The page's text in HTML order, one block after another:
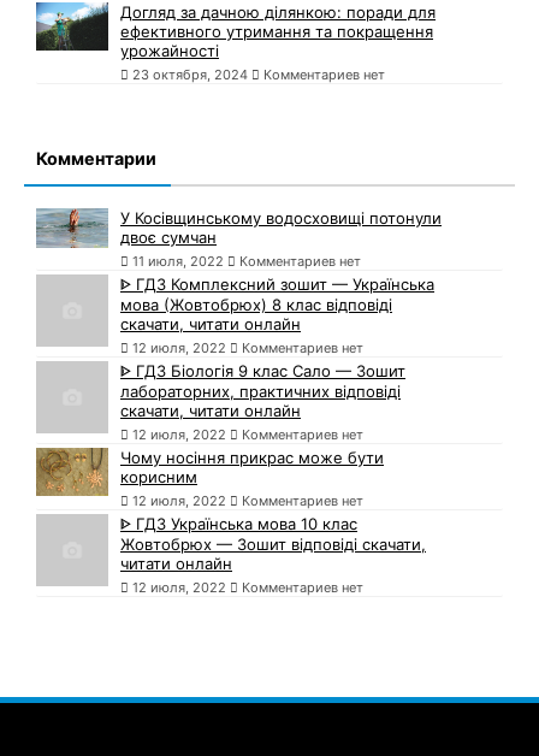
Догляд за дачною ділянкою: поради для
ефективного утримання та покращення
урожайності
23 октября, 2024 Комментариев нет
Комментарии
У Косівщинському водосховищі потонули
двоє сумчан
11 июля, 2022 Комментариев нет
ᐈ ГДЗ Комплексний зошит — Українська
мова (Жовтобрюх) 8 клас відповіді
скачати, читати онлайн
12 июля, 2022 Комментариев нет
ᐈ ГДЗ Біологія 9 клас Сало — Зошит
лабораторних, практичних відповіді
скачати, читати онлайн
12 июля, 2022 Комментариев нет
Чому носіння прикрас може бути
корисним
12 июля, 2022 Комментариев нет
ᐈ ГДЗ Українська мова 10 клас
Жовтобрюх — Зошит відповіді скачати,
читати онлайн
12 июля, 2022 Комментариев нет